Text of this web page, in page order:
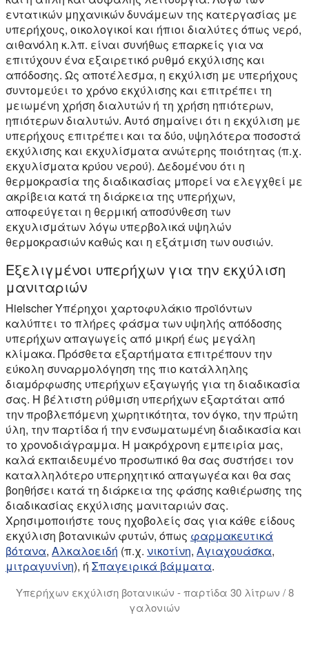
εντατικών μηχανικών δυνάμεων της κατεργασίας με
υπερήχους, οικολογικοί και ήπιοι διαλύτες όπως νερό,
αιθανόλη κ.λπ. είναι συνήθως επαρκείς για να
επιτύχουν ένα εξαιρετικό ρυθμό εκχύλισης και
απόδοσης. Ως αποτέλεσμα, η εκχύλιση με υπερήχους
συντομεύει το χρόνο εκχύλισης και επιτρέπει τη
μειωμένη χρήση διαλυτών ή τη χρήση ηπιότερων,
ηπιότερων διαλυτών. Αυτό σημαίνει ότι η εκχύλιση με
υπερήχους επιτρέπει και τα δύο, υψηλότερα ποσοστά
εκχύλισης και εκχυλίσματα ανώτερης ποιότητας (π.χ.
εκχυλίσματα κρύου νερού). Δεδομένου ότι η
θερμοκρασία της διαδικασίας μπορεί να ελεγχθεί με
ακρίβεια κατά τη διάρκεια της υπερήχων,
αποφεύγεται η θερμική αποσύνθεση των
εκχυλισμάτων λόγω υπερβολικά υψηλών
θερμοκρασιών καθώς και η εξάτμιση των ουσιών.
Εξελιγμένοι υπερήχων για την εκχύλιση
μανιταριών
Hielscher Υπέρηχοι χαρτοφυλάκιο προϊόντων
καλύπτει το πλήρες φάσμα των υψηλής απόδοσης
υπερήχων απαγωγείς από μικρή έως μεγάλη
κλίμακα. Πρόσθετα εξαρτήματα επιτρέπουν την
εύκολη συναρμολόγηση της πιο κατάλληλης
διαμόρφωσης υπερήχων εξαγωγής για τη διαδικασία
σας. Η βέλτιστη ρύθμιση υπερήχων εξαρτάται από
την προβλεπόμενη χωρητικότητα, τον όγκο, την πρώτη
ύλη, την παρτίδα ή την ενσωματωμένη διαδικασία και
το χρονοδιάγραμμα. Η μακρόχρονη εμπειρία μας,
καλά εκπαιδευμένο προσωπικό θα σας συστήσει τον
καταλληλότερο υπερηχητικό απαγωγέα και θα σας
βοηθήσει κατά τη διάρκεια της φάσης καθιέρωσης της
διαδικασίας εκχύλισης μανιταριών σας.
Χρησιμοποιήστε τους ηχοβολείς σας για κάθε είδους
εκχύλιση βοτανικών φυτών, όπως φαρμακευτικά
βότανα, Αλκαλοειδή (π.χ. νικοτίνη, Αγιαχουάσκα,
μιτραγυνίνη), ή Σπαγειρικά βάμματα.
Υπερήχων εκχύλιση βοτανικών - παρτίδα 30 λίτρων / 8
γαλονιών